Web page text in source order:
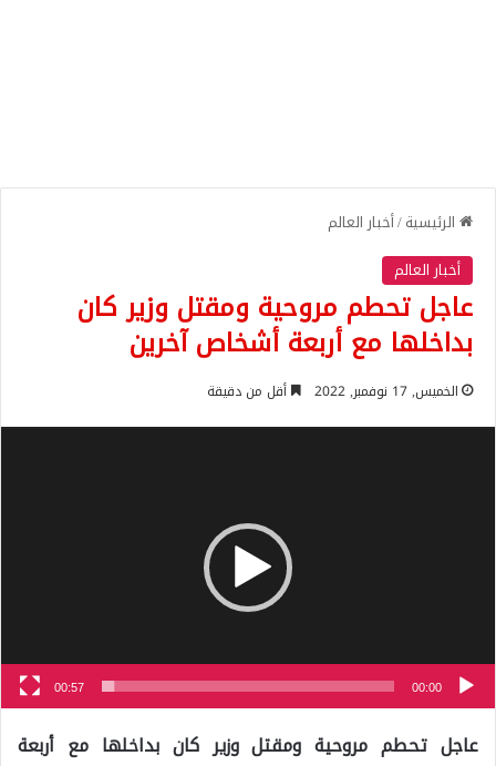
الرئيسية/أخبار العالم
أخبار العالم
عاجل تحطم مروحية ومقتل وزير كان
بداخلها مع أربعة أشخاص آخرين
الخميس, 17 نوفمبر, 2022 أقل من دقيقة
مشغل
00:00
00:57
عاجل تحطم مروحية ومقتل وزير كان بداخلها مع أربعة